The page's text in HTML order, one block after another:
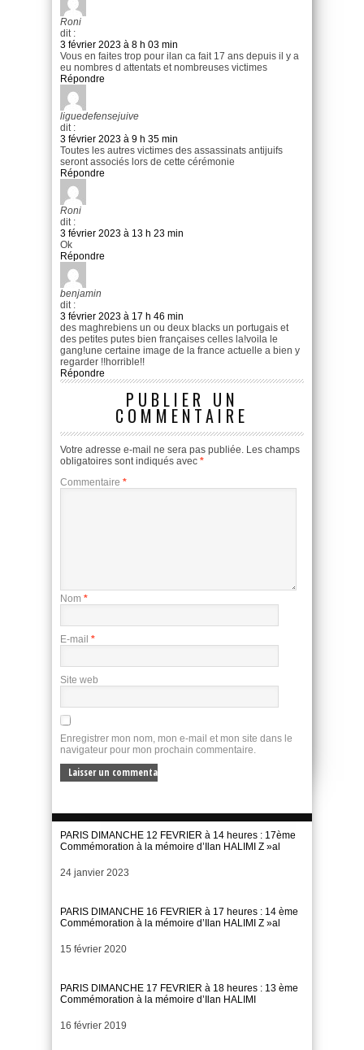
Roni
dit :
3 février 2023 à 8 h 03 min
Vous en faites trop pour ilan ca fait 17 ans depuis il y a
eu nombres d attentats et nombreuses victimes
Répondre
liguedefensejuive
dit :
3 février 2023 à 9 h 35 min
Toutes les autres victimes des assassinats antijuifs
seront associés lors de cette cérémonie
Répondre
Roni
dit :
3 février 2023 à 13 h 23 min
Ok
Répondre
benjamin
dit :
3 février 2023 à 17 h 46 min
des maghrebiens un ou deux blacks un portugais et
des petites putes bien françaises celles la!voila le
gang!une certaine image de la france actuelle a bien y
regarder !!horrible!!
Répondre
PUBLIER UN
COMMENTAIRE
Votre adresse e-mail ne sera pas publiée. Les champs
obligatoires sont indiqués avec *
Commentaire *
Nom *
E-mail *
Site web
Enregistrer mon nom, mon e-mail et mon site dans le
navigateur pour mon prochain commentaire.
PARIS DIMANCHE 12 FEVRIER à 14 heures : 17ème
Commémoration à la mémoire d’Ilan HALIMI Z »al
Date
24 janvier 2023
PARIS DIMANCHE 16 FEVRIER à 17 heures : 14 ème
Commémoration à la mémoire d’Ilan HALIMI Z »al
Date
15 février 2020
PARIS DIMANCHE 17 FEVRIER à 18 heures : 13 ème
Commémoration à la mémoire d’Ilan HALIMI
Date
16 février 2019